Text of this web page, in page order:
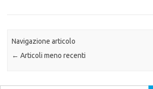
Navigazione articolo
← Articoli meno recenti